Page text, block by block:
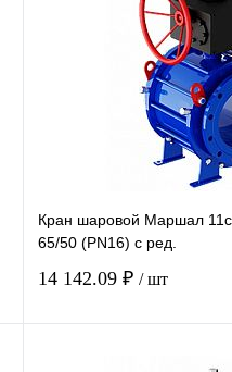
Кран шаровой Маршал
65/50 (PN16) с ред.
14 142.09 ₽ / шт